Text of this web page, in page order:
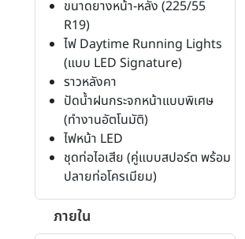
ขนาดยางหน้า-หลัง (225/55
R19)
ไฟ Daytime Running Lights
(แบบ LED Signature)
ราวหลังคา
ปัดน้ำฝนกระจกหน้าแบบพิเศษ
(ทำงานอัตโนมัติ)
ไฟหน้า LED
ชุดท่อไอเสีย (คู่แบบสปอร์ต พร้อม
ปลายท่อโครเมียม)
ภายใน